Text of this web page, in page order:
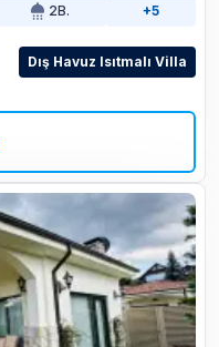
2B. +5
Dış Havuz Isıtmalı Villa